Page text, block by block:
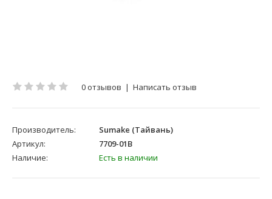
0 отзывов | Написать отзыв
Производитель:
Sumake (Тайвань)
Артикул:
7709-01B
Наличие:
Есть в наличии